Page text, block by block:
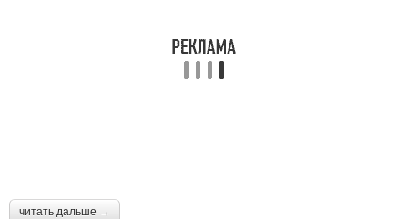
читать дальше →